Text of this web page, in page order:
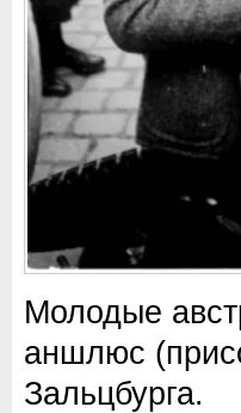
Молодые
аншлюс
Зальцбурга.